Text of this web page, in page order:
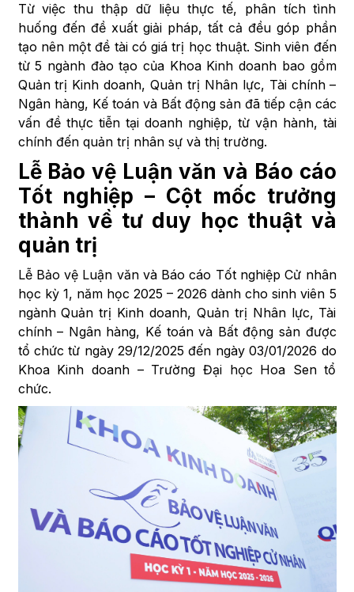
Từ việc thu thập dữ liệu thực tế, phân tích tình
huống đến đề xuất giải pháp, tất cả đều góp phần
tạo nên một đề tài có giá trị học thuật. Sinh viên đến
từ 5 ngành đào tạo của Khoa Kinh doanh bao gồm
Quản trị Kinh doanh, Quản trị Nhân lực, Tài chính –
Ngân hàng, Kế toán và Bất động sản đã tiếp cận các
vấn đề thực tiễn tại doanh nghiệp, từ vận hành, tài
chính đến quản trị nhân sự và thị trường.
Lễ Bảo vệ Luận văn và Báo cáo
Tốt nghiệp – Cột mốc trưởng
thành về tư duy học thuật và
quản trị
Lễ Bảo vệ Luận văn và Báo cáo Tốt nghiệp Cử nhân
học kỳ 1, năm học 2025 – 2026 dành cho sinh viên 5
ngành Quản trị Kinh doanh, Quản trị Nhân lực, Tài
chính – Ngân hàng, Kế toán và Bất động sản được
tổ chức từ ngày 29/12/2025 đến ngày 03/01/2026 do
Khoa Kinh doanh – Trường Đại học Hoa Sen tổ
chức.